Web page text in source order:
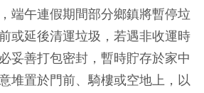
端午連假期間部分鄉鎮將暫停垃
或延後清運垃圾，若遇非收運時
妥善打包密封，暫時貯存於家中
堆置於門前、騎樓或空地上，以